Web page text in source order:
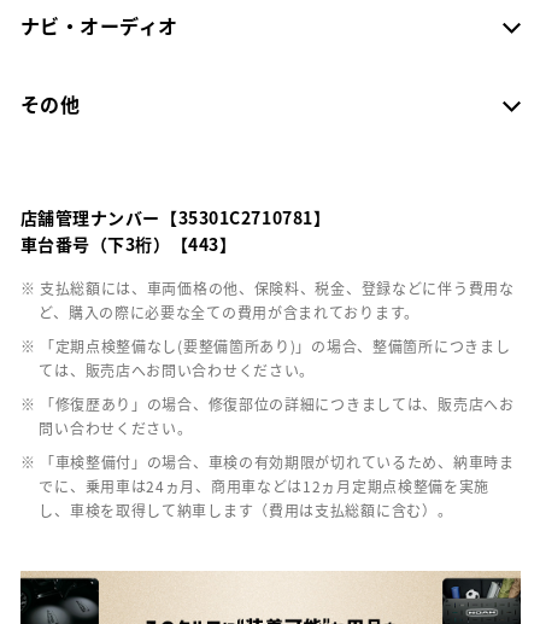
ナビ・オーディオ
その他
店舗管理ナンバー【35301C2710781】
車台番号（下3桁）【443】
※ 支払総額には、車両価格の他、保険料、税金、登録などに伴う費用な
ど、購入の際に必要な全ての費用が含まれております。
※ 「定期点検整備なし(要整備箇所あり)」の場合、整備箇所につきまし
ては、販売店へお問い合わせください。
※ 「修復歴あり」の場合、修復部位の詳細につきましては、販売店へお
問い合わせください。
※ 「車検整備付」の場合、車検の有効期限が切れているため、納車時ま
でに、乗用車は24ヵ月、商用車などは12ヵ月定期点検整備を実施
し、車検を取得して納車します（費用は支払総額に含む）。